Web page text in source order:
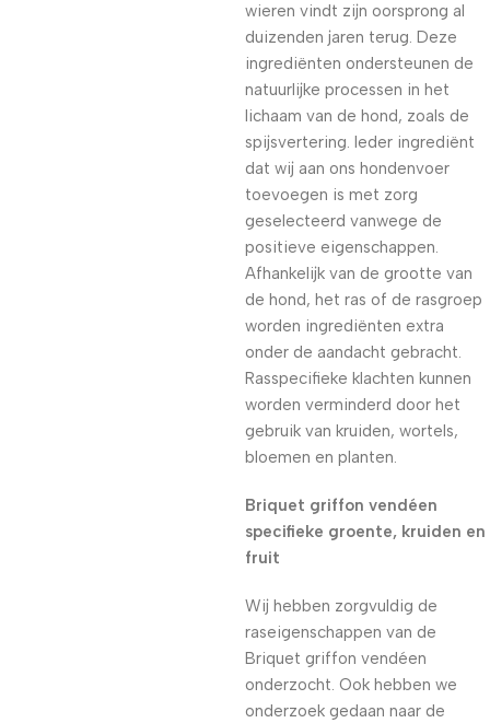
wieren vindt zijn oorsprong al
duizenden jaren terug. Deze
ingrediënten ondersteunen de
natuurlijke processen in het
lichaam van de hond, zoals de
spijsvertering. Ieder ingrediënt
dat wij aan ons hondenvoer
toevoegen is met zorg
geselecteerd vanwege de
positieve eigenschappen.
Afhankelijk van de grootte van
de hond, het ras of de rasgroep
worden ingrediënten extra
onder de aandacht gebracht.
Rasspecifieke klachten kunnen
worden verminderd door het
gebruik van kruiden, wortels,
bloemen en planten.
Briquet griffon vendéen
specifieke groente, kruiden en
fruit
Wij hebben zorgvuldig de
raseigenschappen van de
Briquet griffon vendéen
onderzocht. Ook hebben we
onderzoek gedaan naar de